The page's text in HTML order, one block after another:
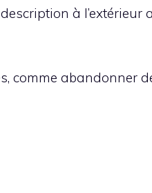
à l’extérieur
comme abandonner